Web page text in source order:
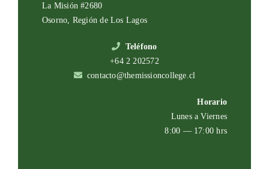
La Misión #2680
Osorno, Región de Los Lagos
Teléfono
+64 2 202572
contacto@themissioncollege.cl
Horario
Lunes a Viernes
8:00 — 17:00 hrs